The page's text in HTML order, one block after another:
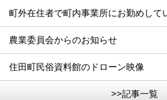
農業委員会からのお知らせ
住田町民俗資料館のドローン映像
>>記事一覧